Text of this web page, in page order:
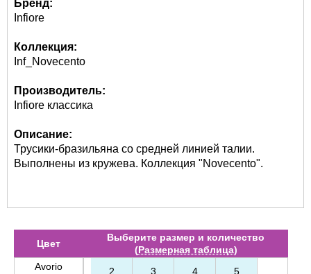
Бренд:
Infiore
Коллекция:
Inf_Novecento
Производитель:
Infiore классика
Описание:
Трусики-бразильяна со средней линией талии.
Выполнены из кружева. Коллекция "Novecento".
Цвет
Выберите размер и количество
(Размерная таблица)
Avorio
2 3 4 5